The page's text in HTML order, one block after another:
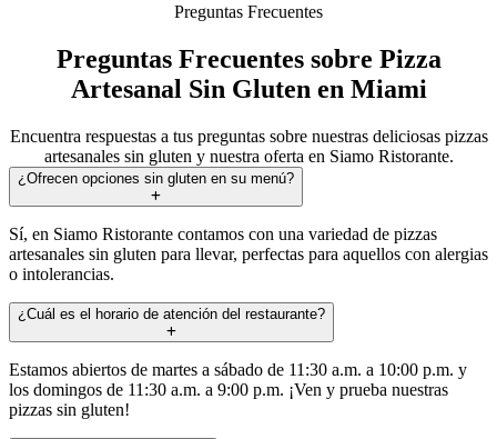
Preguntas Frecuentes
Preguntas Frecuentes sobre Pizza
Artesanal Sin Gluten en Miami
Encuentra respuestas a tus preguntas sobre nuestras deliciosas pizzas
artesanales sin gluten y nuestra oferta en Siamo Ristorante.
¿Ofrecen opciones sin gluten en su menú?
Sí, en Siamo Ristorante contamos con una variedad de pizzas
artesanales sin gluten para llevar, perfectas para aquellos con alergias
o intolerancias.
¿Cuál es el horario de atención del restaurante?
Estamos abiertos de martes a sábado de 11:30 a.m. a 10:00 p.m. y
los domingos de 11:30 a.m. a 9:00 p.m. ¡Ven y prueba nuestras
pizzas sin gluten!